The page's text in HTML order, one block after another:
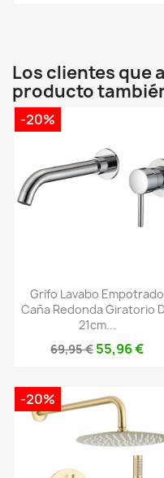
Los clientes que
producto
Grifo Lavabo Empotrado
Caña Redonda Giratorio
21cm...
69,95 € 55,96 €
-20%
-20%